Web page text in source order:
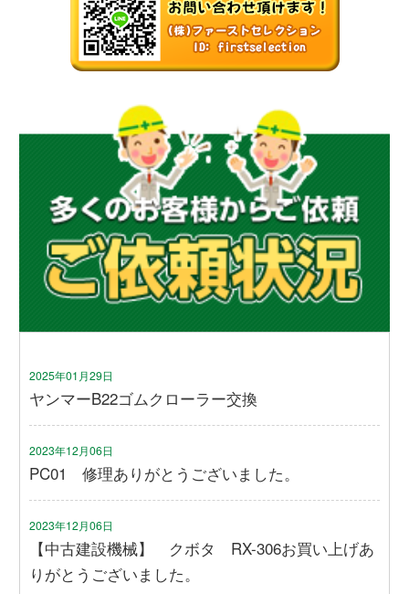
2025年01月29日
ヤンマーB22ゴムクローラー交換
2023年12月06日
PC01 修理ありがとうございました。
2023年12月06日
【中古建設機械】 クボタ RX-306お買い上げあ
りがとうございました。